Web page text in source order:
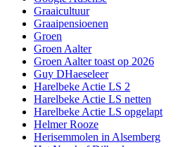
Graaicultuur
Graaipensioenen
Groen
Groen Aalter
Groen Aalter toast op 2026
Guy DHaeseleer
Harelbeke Actie LS 2
Harelbeke Actie LS netten
Harelbeke Actie LS opgelapt
Helmer Rooze
Herisemmolen in Alsemberg